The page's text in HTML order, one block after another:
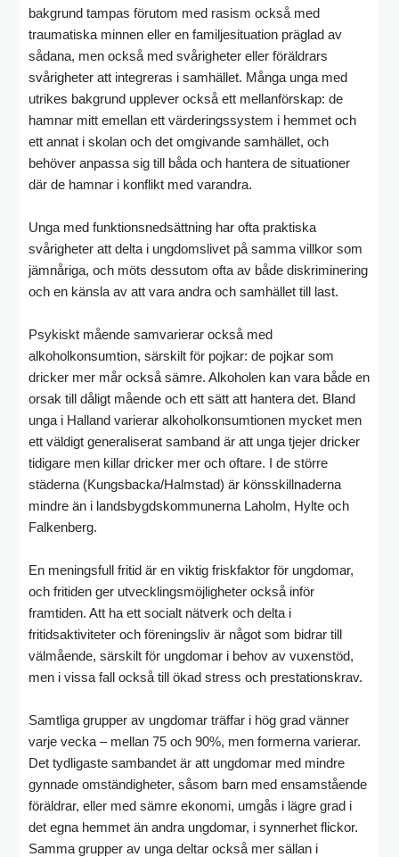
bakgrund tampas förutom med rasism också med
traumatiska minnen eller en familjesituation präglad av
sådana, men också med svårigheter eller föräldrars
svårigheter att integreras i samhället. Många unga med
utrikes bakgrund upplever också ett mellanförskap: de
hamnar mitt emellan ett värderingssystem i hemmet och
ett annat i skolan och det omgivande samhället, och
behöver anpassa sig till båda och hantera de situationer
där de hamnar i konflikt med varandra.
Unga med funktionsnedsättning har ofta praktiska
svårigheter att delta i ungdomslivet på samma villkor som
jämnåriga, och möts dessutom ofta av både diskriminering
och en känsla av att vara andra och samhället till last.
Psykiskt mående samvarierar också med
alkoholkonsumtion, särskilt för pojkar: de pojkar som
dricker mer mår också sämre. Alkoholen kan vara både en
orsak till dåligt mående och ett sätt att hantera det. Bland
unga i Halland varierar alkoholkonsumtionen mycket men
ett väldigt generaliserat samband är att unga tjejer dricker
tidigare men killar dricker mer och oftare. I de större
städerna (Kungsbacka/Halmstad) är könsskillnaderna
mindre än i landsbygdskommunerna Laholm, Hylte och
Falkenberg.
En meningsfull fritid är en viktig friskfaktor för ungdomar,
och fritiden ger utvecklingsmöjligheter också inför
framtiden. Att ha ett socialt nätverk och delta i
fritidsaktiviteter och föreningsliv är något som bidrar till
välmående, särskilt för ungdomar i behov av vuxenstöd,
men i vissa fall också till ökad stress och prestationskrav.
Samtliga grupper av ungdomar träffar i hög grad vänner
varje vecka – mellan 75 och 90%, men formerna varierar.
Det tydligaste sambandet är att ungdomar med mindre
gynnade omständigheter, såsom barn med ensamstående
föräldrar, eller med sämre ekonomi, umgås i lägre grad i
det egna hemmet än andra ungdomar, i synnerhet flickor.
Samma grupper av unga deltar också mer sällan i